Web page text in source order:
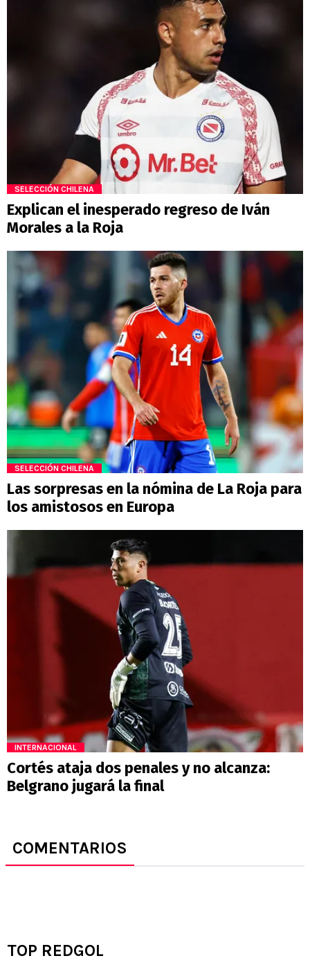
SELECCIÓN CHILENA
Explican el inesperado regreso de Iván
Morales a la Roja
SELECCIÓN CHILENA
Las sorpresas en la nómina de La Roja para
los amistosos en Europa
INTERNACIONAL
Cortés ataja dos penales y no alcanza:
Belgrano jugará la final
COMENTARIOS
TOP REDGOL